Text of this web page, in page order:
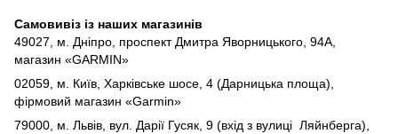
Самовивіз із наших магазинів
49027, м. Дніпро, проспект Дмитра Яворницького, 94А,
магазин «GARMIN»
02059, м. Київ, Харківське шосе, 4 (Дарницька площа),
фірмовий магазин «Garmin»
79000, м. Львів, вул. Дарії Гусяк, 9 (вхід з вулиці Ляйнберга),